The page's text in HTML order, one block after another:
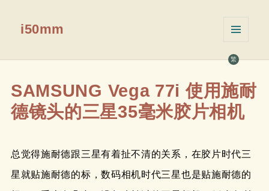
繁
i50mm
挂件
SAMSUNG Vega 77i 使用施耐
德镜头的三星35毫米胶片相机
总觉得施耐德跟三星有着扯不清的关系，在胶片时代三
星就贴施耐德的标，数码相机时代三星也是贴施耐德的